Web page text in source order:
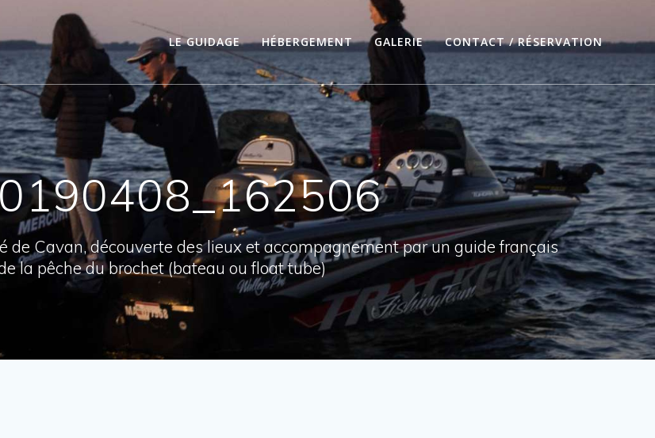
LE GUIDAGE HÉBERGEMENT GALERIE CONTACT / RÉSERVATION
de Cavan, découverte des lieux et accompagnement par un guide français
la pêche du brochet (bateau ou float tube)